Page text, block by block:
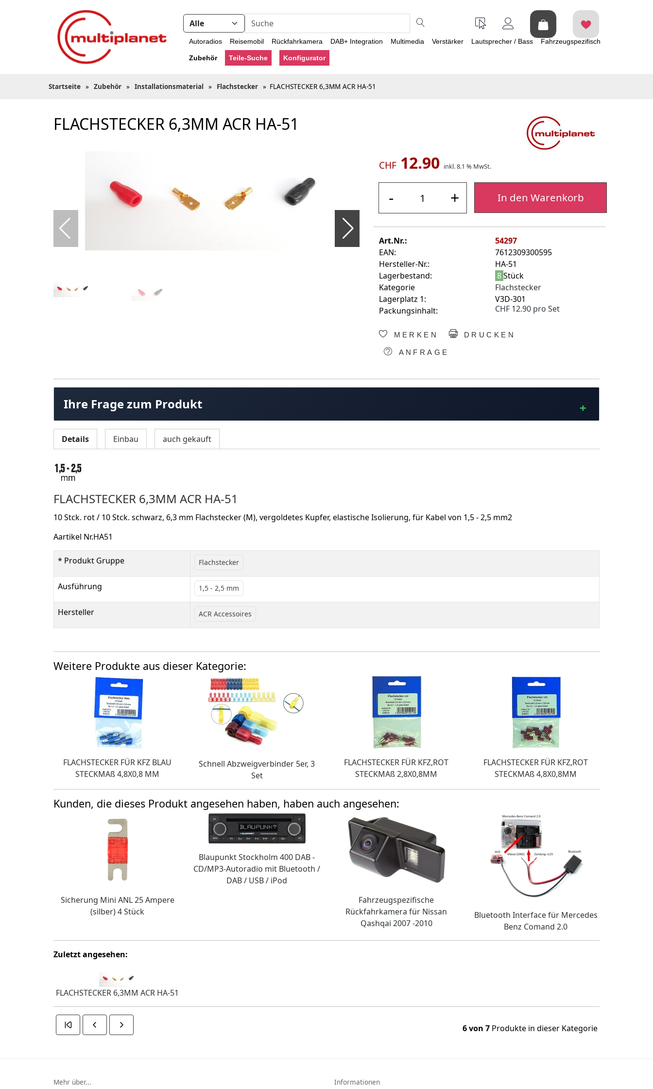
Autoradios Reisemobil Rückfahrkamera DAB+ Integration Multimedia Verstärker Lautsprecher / Bass Fahrzeugspezifisch
Zubehör Teile-Suche Konfigurator
Startseite » Zubehör » Installationsmaterial » Flachstecker » FLACHSTECKER 6,3MM ACR HA-51
FLACHSTECKER 6,3MM ACR HA-51
CHF12.90 inkl. 8.1 % MwSt.
- + In den Warenkorb
Art.Nr.:
54297
EAN:
7612309300595
Hersteller-Nr.:
HA-51
Lagerbestand:
8Stück
Kategorie
Flachstecker
Lagerplatz 1:
V3D-301
Packungsinhalt:
CHF 12.90 pro Set
MERKEN DRUCKEN
ANFRAGE
Ihre Frage zum Produkt
Details Einbau auch gekauft
FLACHSTECKER 6,3MM ACR HA-51
10 Stck. rot / 10 Stck. schwarz, 6,3 mm Flachstecker (M), vergoldetes Kupfer, elastische Isolierung, für Kabel von 1,5 - 2,5 mm2
Aartikel Nr.HA51
* Produkt Gruppe Flachstecker
Ausführung 1,5 - 2,5 mm
Hersteller ACR Accessoires
Weitere Produkte aus dieser Kategorie:
FLACHSTECKER FÜR KFZ BLAU
STECKMAß 4,8X0,8 MM
Schnell Abzweigverbinder 5er, 3
Set
FLACHSTECKER FÜR KFZ,ROT
STECKMAß 2,8X0,8MM
FLACHSTECKER FÜR KFZ,ROT
STECKMAß 4,8X0,8MM
Kunden, die dieses Produkt angesehen haben, haben auch angesehen:
Sicherung Mini ANL 25 Ampere
(silber) 4 Stück
Blaupunkt Stockholm 400 DAB -
CD/MP3-Autoradio mit Bluetooth /
DAB / USB / iPod
Fahrzeugspezifische
Rückfahrkamera für Nissan
Qashqai 2007 -2010
Bluetooth Interface für Mercedes
Benz Comand 2.0
Zuletzt angesehen:
FLACHSTECKER 6,3MM ACR HA-51
6 von 7 Produkte in dieser Kategorie
Mehr über... Informationen